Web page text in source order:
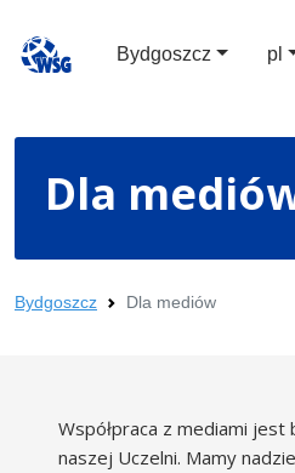
Bydgoszcz pl
Dla
Bydgoszcz Dla mediów
Współpraca z mediami jest
naszej Uczelni. Mamy